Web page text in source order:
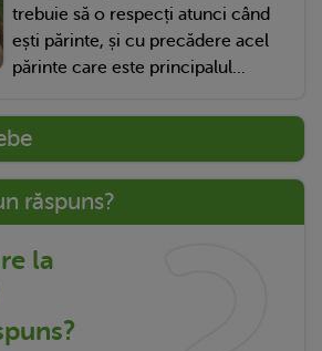
trebuie să o respecți atunci când
ești părinte, și cu precădere acel
părinte care este principalul...
răspuns?
la